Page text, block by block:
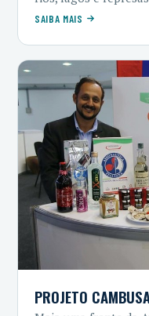
SAIBA MAIS
PROJETO